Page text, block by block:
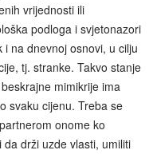
vrijednosti ili
podloga i svjetonazori
na dnevnoj osnovi, u cilju
tj. stranke. Takvo stanje
mimikrije ima
svaku cijenu. Treba se
onome ko
drži uzde vlasti, umiliti